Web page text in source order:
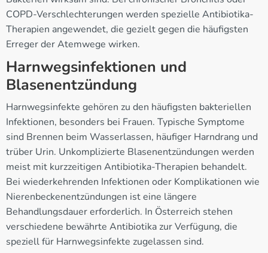
COPD-Verschlechterungen werden spezielle Antibiotika-
Therapien angewendet, die gezielt gegen die häufigsten
Erreger der Atemwege wirken.
Harnwegsinfektionen und
Blasenentzündung
Harnwegsinfekte gehören zu den häufigsten bakteriellen
Infektionen, besonders bei Frauen. Typische Symptome
sind Brennen beim Wasserlassen, häufiger Harndrang und
trüber Urin. Unkomplizierte Blasenentzündungen werden
meist mit kurzzeitigen Antibiotika-Therapien behandelt.
Bei wiederkehrenden Infektionen oder Komplikationen wie
Nierenbeckenentzündungen ist eine längere
Behandlungsdauer erforderlich. In Österreich stehen
verschiedene bewährte Antibiotika zur Verfügung, die
speziell für Harnwegsinfekte zugelassen sind.